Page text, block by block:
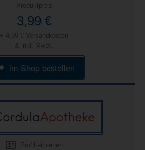
Produktpreis
3,99 €
+ 4,99 € Versandkosten
& inkl. MwSt.
im Shop bestellen
Profil einsehen